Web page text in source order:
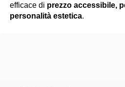
efficace di prezzo accessibile,
personalità estetica.